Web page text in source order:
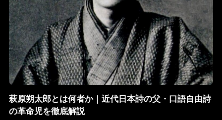
萩原朔太郎とは何者か｜近代日本詩の父・口語自由詩
の革命児を徹底解説